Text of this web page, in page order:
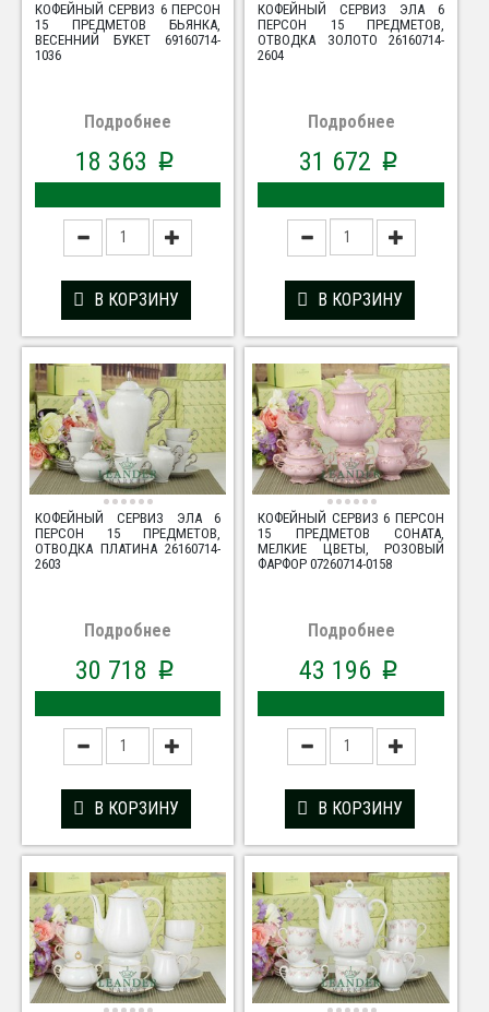
КОФЕЙНЫЙ СЕРВИЗ 6 ПЕРСОН
15 ПРЕДМЕТОВ БЬЯНКА,
ВЕСЕННИЙ БУКЕТ 69160714-
1036
Подробнее
18 363 p
В КОРЗИНУ
КОФЕЙНЫЙ СЕРВИЗ ЭЛА 6
ПЕРСОН 15 ПРЕДМЕТОВ,
ОТВОДКА ЗОЛОТО 26160714-
2604
Подробнее
31 672 p
В КОРЗИНУ
КОФЕЙНЫЙ СЕРВИЗ ЭЛА 6
ПЕРСОН 15 ПРЕДМЕТОВ,
ОТВОДКА ПЛАТИНА 26160714-
2603
Подробнее
30 718 p
В КОРЗИНУ
КОФЕЙНЫЙ СЕРВИЗ 6 ПЕРСОН
15 ПРЕДМЕТОВ СОНАТА,
МЕЛКИЕ ЦВЕТЫ, РОЗОВЫЙ
ФАРФОР 07260714-0158
Подробнее
43 196 p
В КОРЗИНУ